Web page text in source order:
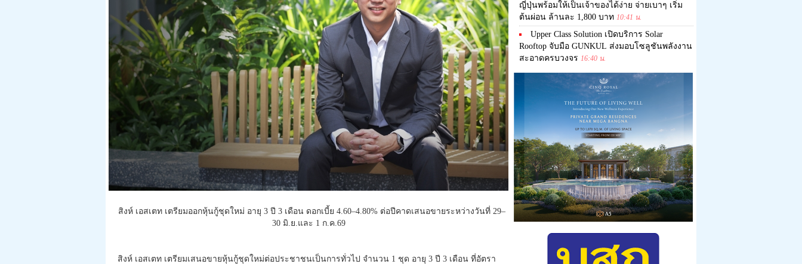
สิงห์ เอสเตท เตรียมออกหุ้นกู้ชุดใหม่ อายุ 3 ปี 3 เดือน ดอกเบี้ย 4.60–4.80% ต่อปีคาดเสนอขายระหว่างวันที่ 29–
30 มิ.ย.และ 1 ก.ค.69
สิงห์ เอสเตท เตรียมเสนอขายหุ้นกู้ชุดใหม่ต่อประชาชนเป็นการทั่วไป จำนวน 1 ชุด อายุ 3 ปี 3 เดือน ที่อัตรา
ญี่ปุ่นพร้อมให้เป็นเจ้าของได้ง่าย จ่ายเบาๆ เริ่ม
ต้นผ่อน ล้านละ 1,800 บาท 10:41 น.
Upper Class Solution เปิดบริการ Solar
Rooftop จับมือ GUNKUL ส่งมอบโซลูชันพลังงาน
สะอาดครบวงจร 16:40 น.